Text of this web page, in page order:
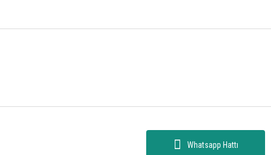
Whatsapp Hattı